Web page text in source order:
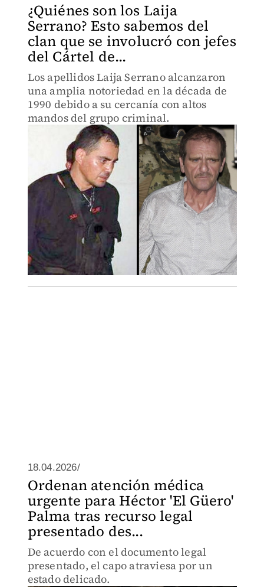
¿Quiénes son los Laija
Serrano? Esto sabemos del
clan que se involucró con jefes
del Cártel de...
Los apellidos Laija Serrano alcanzaron
una amplia notoriedad en la década de
1990 debido a su cercanía con altos
mandos del grupo criminal.
18.04.2026/
Ordenan atención médica
urgente para Héctor 'El Güero'
Palma tras recurso legal
presentado des...
De acuerdo con el documento legal
presentado, el capo atraviesa por un
estado delicado.